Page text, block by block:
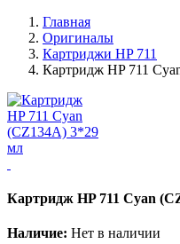
Главная
Оригиналы
Картриджи HP 711
Картридж HP 711
Картридж HP 711 Cyan
Наличие: Нет в наличии